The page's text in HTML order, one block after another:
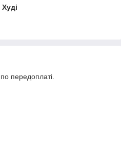
Худі
передоплаті.